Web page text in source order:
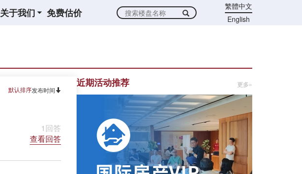
关于我们 免费估价
繁體中文
English
默认排序发布时间
1回答
查看回答
近期活动推荐 更多»